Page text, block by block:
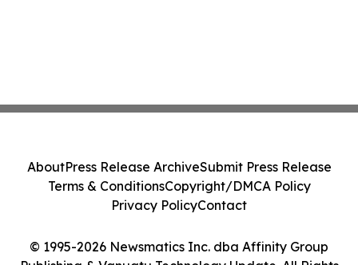
© 1995-2026 Newsmatics Inc. dba Affinity Group
AboutPress Release ArchiveSubmit Press Release
Terms & ConditionsCopyright/DMCA Policy
Privacy PolicyContact